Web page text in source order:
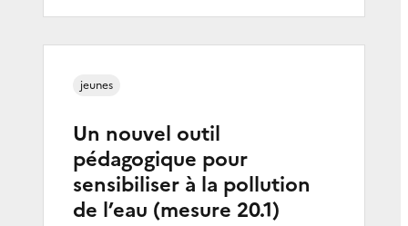
Un nouvel outil
pédagogique pour
sensibiliser à la pollution
de l’eau (mesure 20.1)
jeunes